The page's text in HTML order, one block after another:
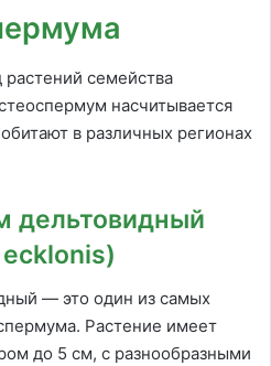
семейства
насчитывается
в различных регионах
дельтовидный
— это один из самых
Растение имеет
до 5 см, с разнообразными